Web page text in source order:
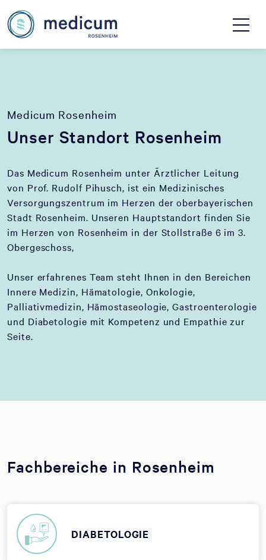
Medicum Rosenheim
Unser Standort Rosenheim
Das Medicum Rosenheim unter Ärztlicher Leitung
von Prof. Rudolf Pihusch, ist ein Medizinisches
Versorgungszentrum im Herzen der oberbayerischen
Stadt Rosenheim. Unseren Hauptstandort finden Sie
im Herzen von Rosenheim in der Stollstraße 6 im 3.
Obergeschoss,
Unser erfahrenes Team steht Ihnen in den Bereichen
Innere Medizin, Hämatologie, Onkologie,
Palliativmedizin, Hämostaseologie, Gastroenterologie
und Diabetologie mit Kompetenz und Empathie zur
Seite.
Fachbereiche in Rosenheim
DIABETOLOGIE